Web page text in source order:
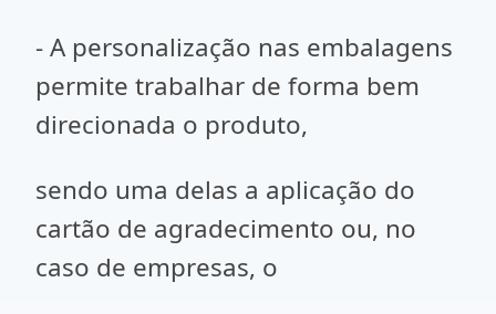
- A personalização nas embalagens
permite trabalhar de forma bem
direcionada o produto,
sendo uma delas a aplicação do
cartão de agradecimento ou, no
caso de empresas, o